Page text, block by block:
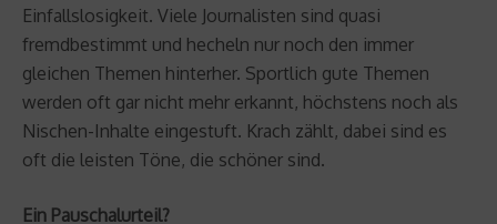
Einfallslosigkeit. Viele Journalisten sind quasi
fremdbestimmt und hecheln nur noch den immer
gleichen Themen hinterher. Sportlich gute Themen
werden oft gar nicht mehr erkannt, höchstens noch als
Nischen-Inhalte eingestuft. Krach zählt, dabei sind es
oft die leisten Töne, die schöner sind.
Ein Pauschalurteil?